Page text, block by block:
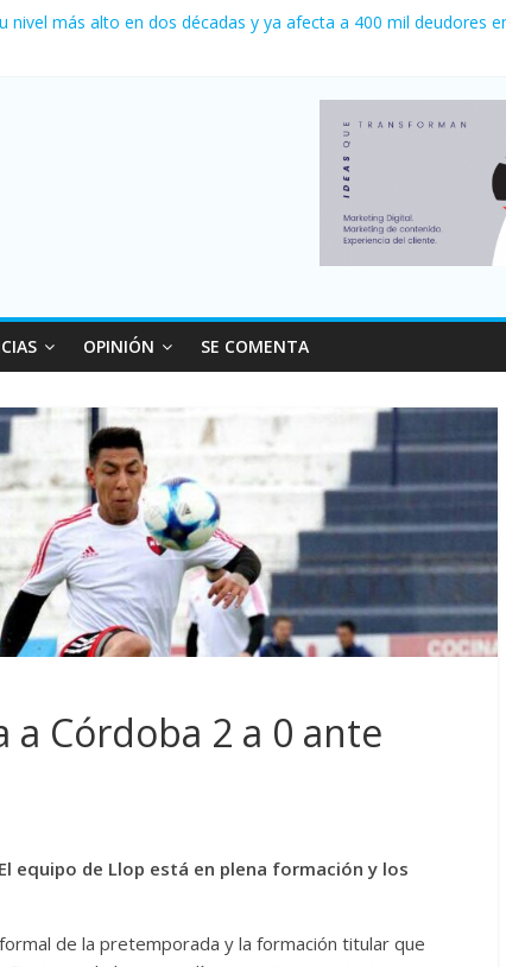
de Coudet en el Monumental
más movimiento y consumo turístico: 4,6 millones de
de autos usados en julio: bajó un 12,6% interanual
OPINIÓN SE COMENTA
a Córdoba 2 a 0 ante
equipo de Llop está en plena formación y los
de la pretemporada y la formación titular que